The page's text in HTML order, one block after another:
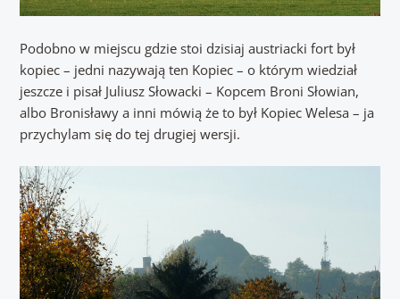
Podobno w miejscu gdzie stoi dzisiaj austriacki fort był
kopiec – jedni nazywają ten Kopiec – o którym wiedział
jeszcze i pisał Juliusz Słowacki – Kopcem Broni Słowian,
albo Bronisławy a inni mówią że to był Kopiec Welesa – ja
przychylam się do tej drugiej wersji.